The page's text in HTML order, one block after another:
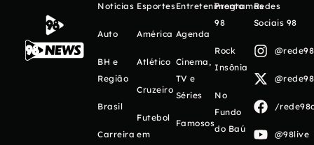
Notícias
Auto
BH e
Região
Brasil
Carreira
Esportes
América
Atlético
Cruzeiro
Futebol
em
Entretenimento
Agenda
Cinema,
TV e
Séries
Famosos
Programas
98
Rock
Insônia
No
Fundo
do Baú
Redes
Sociais 98
/
@98live